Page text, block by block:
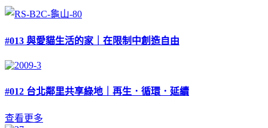
#013 與愛貓生活的家｜在限制中創造自由
#012 台北鄰里共享綠地｜再生．循環．延續
查看更多